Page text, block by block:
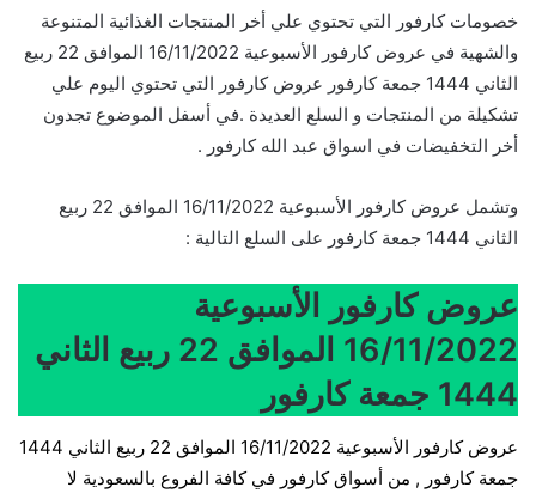
خصومات كارفور التي تحتوي علي أخر المنتجات الغذائية المتنوعة
والشهية في عروض كارفور الأسبوعية 16/11/2022 الموافق 22 ربيع
الثاني 1444 جمعة كارفور عروض كارفور التي تحتوي اليوم علي
تشكيلة من المنتجات و السلع العديدة .في أسفل الموضوع تجدون
أخر التخفيضات في اسواق عبد الله كارفور .
وتشمل عروض كارفور الأسبوعية 16/11/2022 الموافق 22 ربيع
الثاني 1444 جمعة كارفور على السلع التالية :
عروض كارفور الأسبوعية
16/11/2022 الموافق 22 ربيع الثاني
1444 جمعة كارفور
عروض كارفور الأسبوعية 16/11/2022 الموافق 22 ربيع الثاني 1444
جمعة كارفور , من أسواق كارفور في كافة الفروع بالسعودية لا